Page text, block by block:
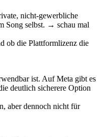
nicht-gewerbliche
Song selbst. → schau mal
ob die Plattformlizenz die
ist. Auf Meta gibt es
deutlich sicherere Option
aber dennoch nicht für